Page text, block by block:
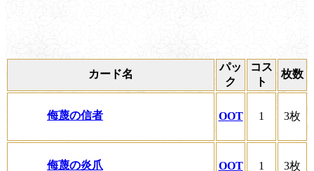
カード名
パッ
ク
コス
ト
枚数
侮蔑の信者 OOT 1 3枚
侮蔑の炎爪 OOT 1 3枚